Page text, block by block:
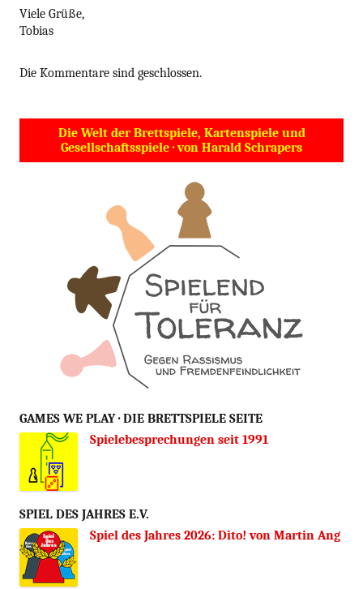
Viele Grüße,
Tobias
Die Kommentare sind geschlossen.
Die Welt der Brettspiele, Kartenspiele und
Gesellschaftsspiele · von Harald Schrapers
GAMES WE PLAY · DIE BRETTSPIELE SEITE
Spielebesprechungen seit 1991
SPIEL DES JAHRES E.V.
Spiel des Jahres 2026: Dito! von Martin Ang